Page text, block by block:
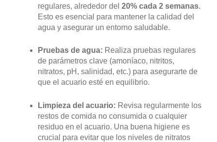
regulares, alrededor del 20% cada 2 semanas.
Esto es esencial para mantener la calidad del
agua y asegurar un entorno saludable.
Pruebas de agua: Realiza pruebas regulares
de parámetros clave (amoníaco, nitritos,
nitratos, pH, salinidad, etc.) para asegurarte de
que el acuario esté en equilibrio.
Limpieza del acuario: Revisa regularmente los
restos de comida no consumida o cualquier
residuo en el acuario. Una buena higiene es
crucial para evitar que los niveles de nitratos